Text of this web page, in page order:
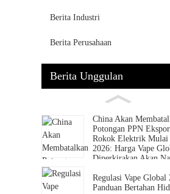
Berita Industri
Berita Perusahaan
Berita Unggulan
China Akan
Potongan PPN
Rokok Elektrik Mulai
2026: Harga Vape
Diperkirakan Akan
Regulasi Vape Global
Panduan Bertahan